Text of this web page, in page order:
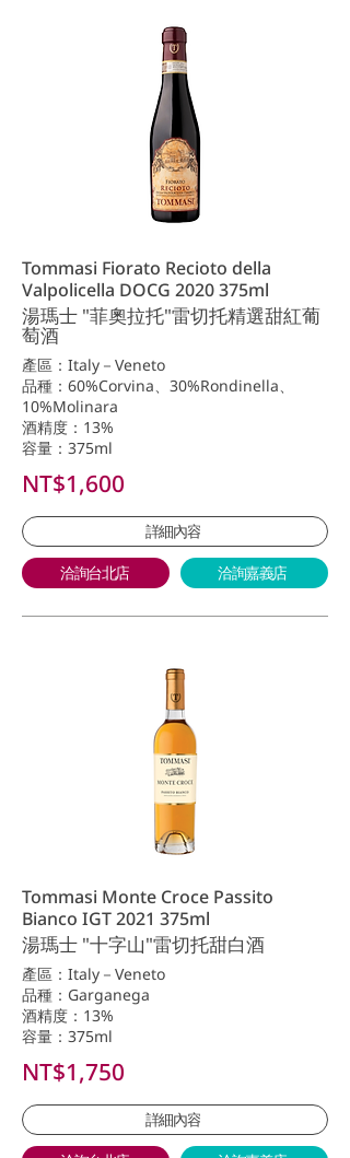
Tommasi Fiorato Recioto della
Valpolicella DOCG 2020 375ml
湯瑪士 "菲奧拉托"雷切托精選甜紅葡
萄酒
產區：Italy－Veneto
品種：60%Corvina、30%Rondinella、
10%Molinara
酒精度：13%
容量：375ml
NT$1,600
詳細內容
洽詢台北店 洽詢嘉義店
Tommasi Monte Croce Passito
Bianco IGT 2021 375ml
湯瑪士 "十字山"雷切托甜白酒
產區：Italy－Veneto
品種：Garganega
酒精度：13%
容量：375ml
NT$1,750
詳細內容